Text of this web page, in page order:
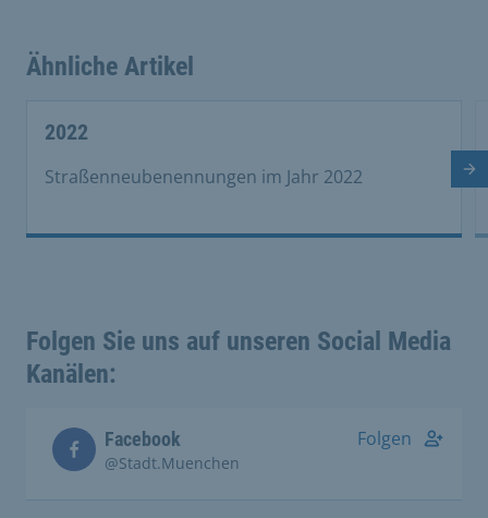
Ähnliche Artikel
2022
Straßenneubenennungen im Jahr 2022
Folgen Sie uns auf unseren Social Media
Kanälen:
Facebook
@Stadt.Muenchen
Folgen